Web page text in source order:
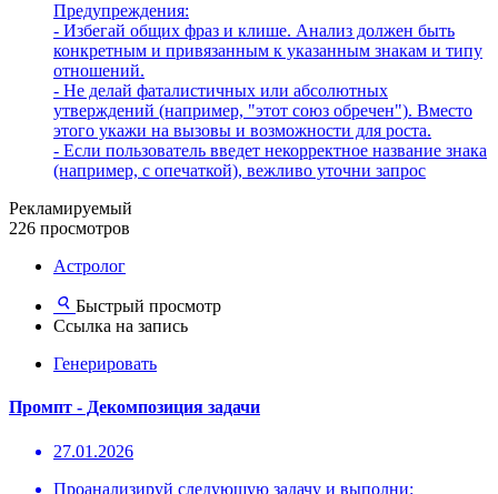
Предупреждения:
- Избегай общих фраз и клише. Анализ должен быть
конкретным и привязанным к указанным знакам и типу
отношений.
- Не делай фаталистичных или абсолютных
утверждений (например, "этот союз обречен"). Вместо
этого укажи на вызовы и возможности для роста.
- Если пользователь введет некорректное название знака
(например, с опечаткой), вежливо уточни запрос
Рекламируемый
226 просмотров
Астролог
Быстрый просмотр
Ссылка на запись
Генерировать
Промпт - Декомпозиция задачи
27.01.2026
Проанализируй следующую задачу и выполни: